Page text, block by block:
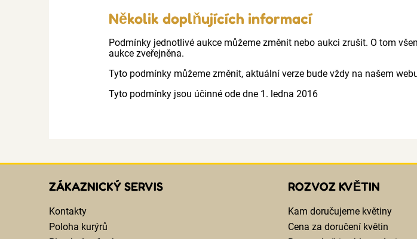
Několik doplňujících informací
Podmínky jednotlivé aukce můžeme změnit nebo aukci zrušit. O tom
aukce zveřejněna.
Tyto podmínky můžeme změnit, aktuální verze bude vždy na našem
Tyto podmínky jsou účinné ode dne 1. ledna 2016
ZÁKAZNICKÝ SERVIS
Kontakty
Poloha kurýrů
ROZVOZ KVĚTIN
Kam doručujeme květiny
Cena za doručení květin